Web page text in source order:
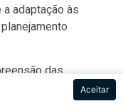
Aceitar
adaptação às
das
organizado, onde